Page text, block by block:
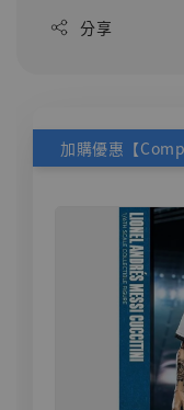
分享